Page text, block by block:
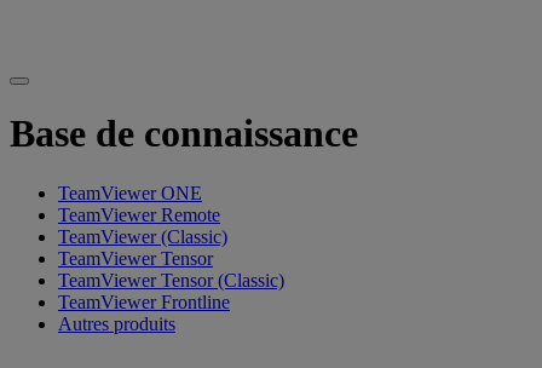
Base de connaissance
TeamViewer ONE
TeamViewer Remote
TeamViewer (Classic)
TeamViewer Tensor
TeamViewer Tensor (Classic)
TeamViewer Frontline
Autres produits